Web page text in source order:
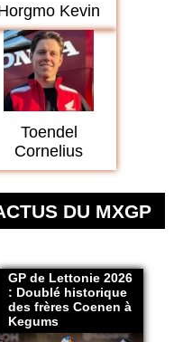
Kevin
Toendel
Cornelius
DU MXGP
GP de Lettonie 2026
: Doublé historique
des frères Coenen à
Kegums